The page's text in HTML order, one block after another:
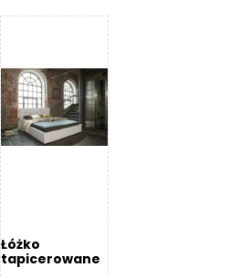
Łóżko
tapicerowane